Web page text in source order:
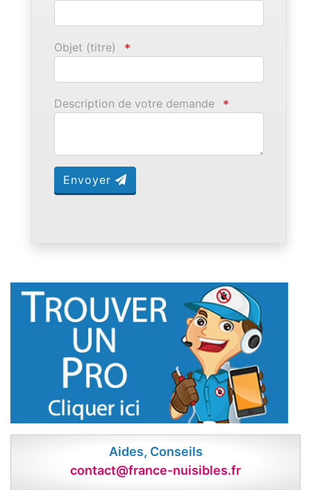
Objet (titre) *
Description de votre demande *
Envoyer
Aides, Conseils
contact@france-nuisibles.fr